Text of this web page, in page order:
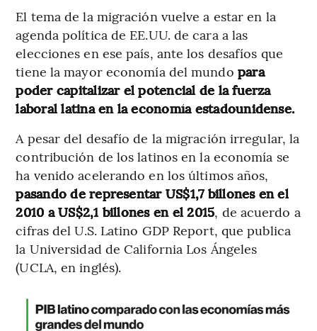
El tema de la migración vuelve a estar en la
agenda política de EE.UU. de cara a las
elecciones en ese país, ante los desafíos que
tiene la mayor economía del mundo para
poder capitalizar el potencial de la fuerza
laboral latina en la economía estadounidense.
A pesar del desafío de la migración irregular, la
contribución de los latinos en la economía se
ha venido acelerando en los últimos años,
pasando de representar US$1,7 billones en el
2010 a US$2,1 billones en el 2015, de acuerdo a
cifras del U.S. Latino GDP Report, que publica
la Universidad de California Los Ángeles
(UCLA, en inglés).